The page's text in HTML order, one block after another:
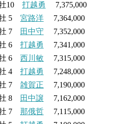
10 打越勇
7,375,000
5 宮路洋 7,364,000
田中守 7,352,000
6 打越勇
7,341,000
6 西川敏 7,315,000
4 打越勇
7,248,000
7 雑賀正 7,190,000
8 田中譲 7,162,000
7 那俄哲 7,115,000